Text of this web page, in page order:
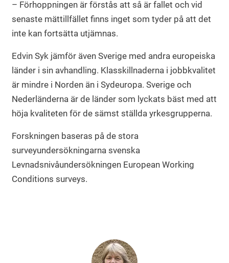
– Förhoppningen är förstås att så är fallet och vid
senaste mättillfället finns inget som tyder på att det
inte kan fortsätta utjämnas.
Edvin Syk jämför även Sverige med andra europeiska
länder i sin avhandling. Klasskillnaderna i jobbkvalitet
är mindre i Norden än i Sydeuropa. Sverige och
Nederländerna är de länder som lyckats bäst med att
höja kvaliteten för de sämst ställda yrkesgrupperna.
Forskningen baseras på de stora
surveyundersökningarna svenska
Levnadsnivåundersökningen European Working
Conditions surveys.